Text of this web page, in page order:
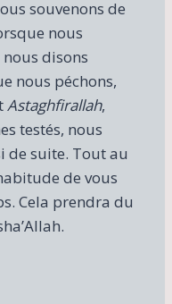
souvenons de
nous
disons
nous péchons,
Astaghfirallah,
testés, nous
de suite. Tout au
de vous
Cela prendra du